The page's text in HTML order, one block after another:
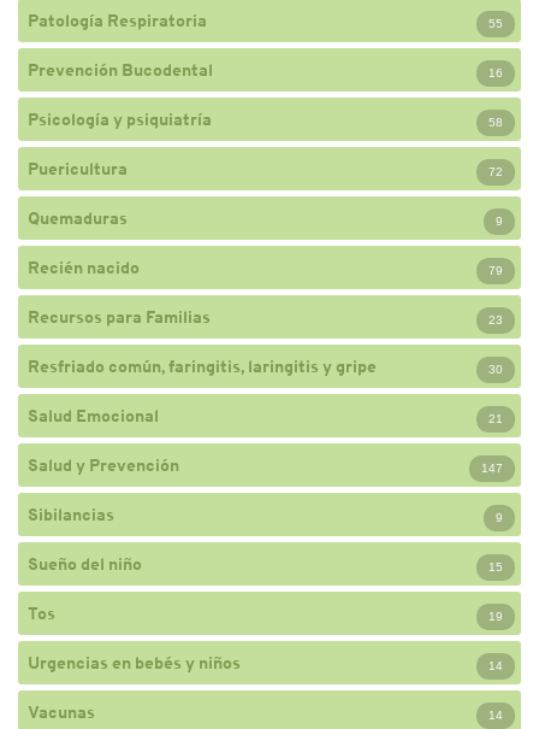
Patología Respiratoria 55
Prevención Bucodental 16
Psicología y psiquiatría 58
Puericultura 72
Quemaduras 9
Recién nacido 79
Recursos para Familias 23
Resfriado común, faringitis, laringitis y gripe 30
Salud Emocional 21
Salud y Prevención 147
Sibilancias 9
Sueño del niño 15
Tos 19
Urgencias en bebés y niños 14
Vacunas 14